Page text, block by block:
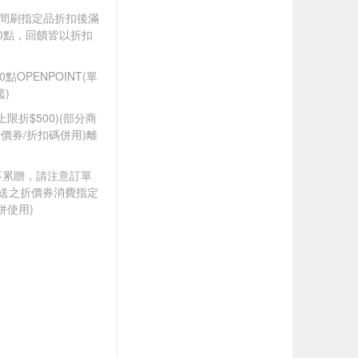
刷指定品折扣後滿
，回饋皆以折扣
點OPENPOINT(單
)
限折$500)(部分商
券/折扣碼併用)離
贈，請注意訂單
之折價券消費指定
使用)